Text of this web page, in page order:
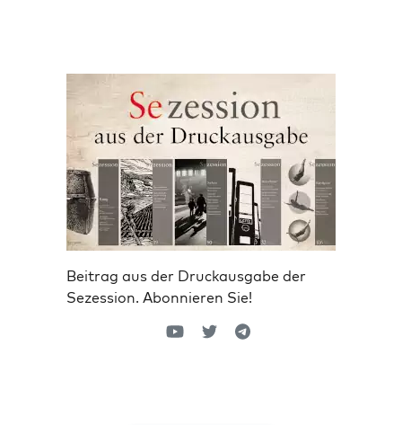
Beitrag aus der Druckausgabe der
Sezession. Abonnieren Sie!